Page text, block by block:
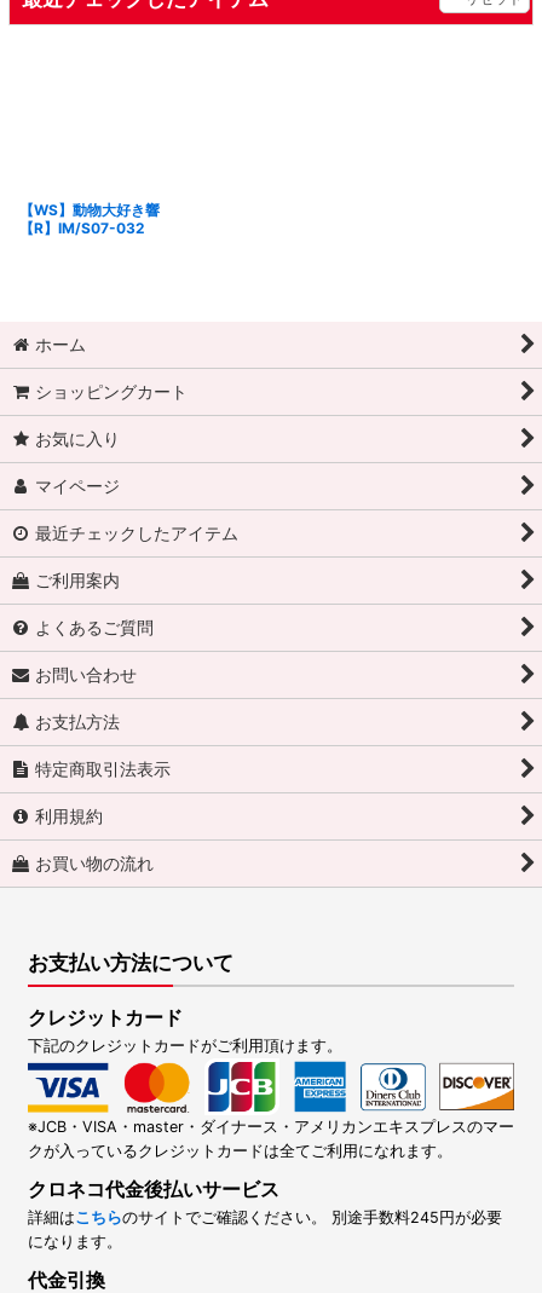
【WS】動物大好き響
【R】IM/S07-032
ホーム
ショッピングカート
お気に入り
マイページ
最近チェックしたアイテム
ご利用案内
よくあるご質問
お問い合わせ
お支払方法
特定商取引法表示
利用規約
お買い物の流れ
お支払い方法について
クレジットカード
下記のクレジットカードがご利用頂けます。
※JCB・VISA・master・ダイナース・アメリカンエキスプレスのマー
クが入っているクレジットカードは全てご利用になれます。
クロネコ代金後払いサービス
詳細はこちらのサイトでご確認ください。 別途手数料245円が必要
になります。
代金引換